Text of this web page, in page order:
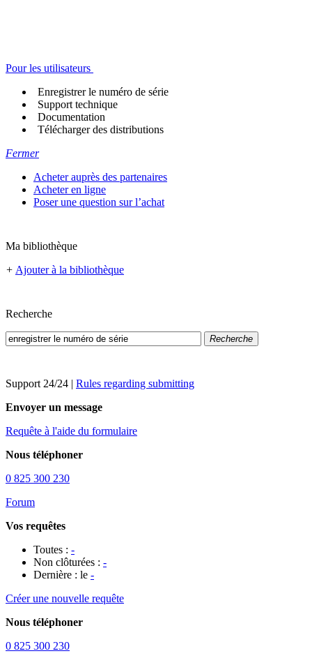
Pour les utilisateurs
Enregistrer le numéro de série
Support technique
Documentation
Télécharger des distributions
Fermer
Acheter auprès des partenaires
Acheter en ligne
Poser une question sur l’achat
Ma bibliothèque
+ Ajouter à la bibliothèque
Recherche
Recherche
Support 24/24 | Rules regarding submitting
Envoyer un message
Requête à l'aide du formulaire
Nous téléphoner
0 825 300 230
Forum
Vos requêtes
Toutes : -
Non clôturées : -
Dernière : le -
Créer une nouvelle requête
Nous téléphoner
0 825 300 230